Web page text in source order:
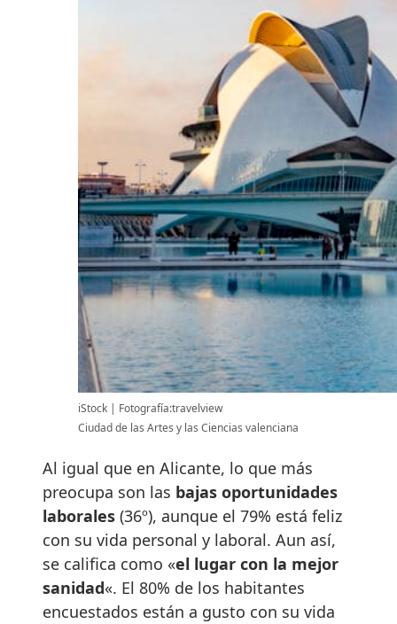
iStock
Fotografía:travelview
Ciudad de las Artes y las Ciencias valenciana
Al igual que en Alicante, lo que más
preocupa son las bajas oportunidades
laborales (36º), aunque el 79% está feliz
con su vida personal y laboral. Aun así,
se califica como «el lugar con la mejor
sanidad«. El 80% de los habitantes
encuestados están a gusto con su vida